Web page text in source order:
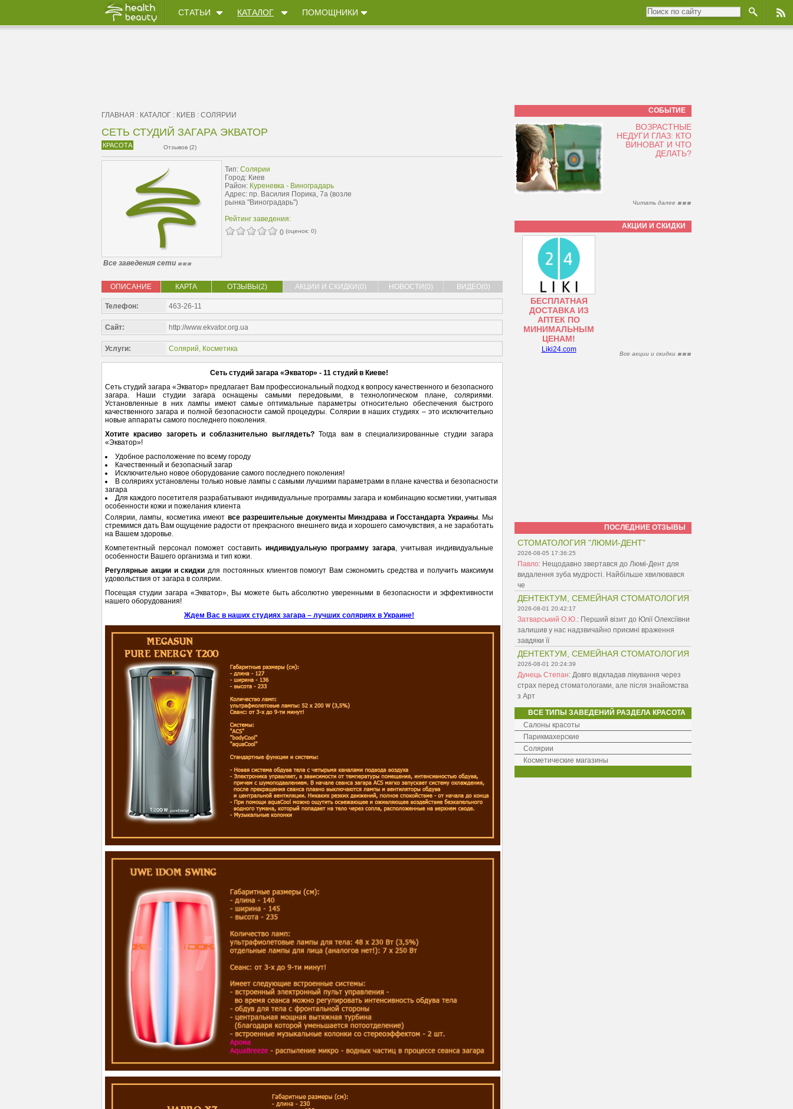
СТАТЬИ КАТАЛОГ ПОМОЩНИКИ
ГЛАВНАЯ : КАТАЛОГ : КИЕВ : СОЛЯРИИ
СЕТЬ СТУДИЙ ЗАГАРА ЭКВАТОР
КРАСОТА Отзывов (2)
Тип: Солярии
Город: Киев
Район: Куреневка - Виноградарь
Адрес: пр. Василия Порика, 7а (возле
рынка "Виноградарь")
Рейтинг заведения:
0 (оценок: 0)
Все заведения сети
ОПИСАНИЕ КАРТА ОТЗЫВЫ(2) АКЦИИ И СКИДКИ(0) НОВОСТИ(0) ВИДЕО(0)
Телефон: 463-26-11
Сайт: http://www.ekvator.org.ua
Услуги: Солярий, Косметика
Сеть студий загара «Экватор» - 11 студий в Киеве!
Сеть студий загара «Экватор» предлагает Вам профессиональный подход к вопросу качественного и безопасного
загара. Наши студии загара оснащены самыми передовыми, в технологическом плане, соляриями.
Установленные в них лампы имеют самые оптимальные параметры относительно обеспечения быстрого
качественного загара и полной безопасности самой процедуры. Солярии в наших студиях – это исключительно
новые аппараты самого последнего поколения.
Хотите красиво загореть и соблазнительно выглядеть?Тогда вам в специализированные студии загара
«Экватор»!
Удобное расположение по всему городу
Качественный и безопасный загар
Исключительно новое оборудование самого последнего поколения!
В соляриях установлены только новые лампы с самыми лучшими параметрами в плане качества и безопасности
загара
Для каждого посетителя разрабатывают индивидуальные программы загара и комбинацию косметики, учитывая
особенности кожи и пожелания клиента
Солярии, лампы, косметика имеют все разрешительные документы Минздрава и Госстандарта Украины. Мы
стремимся дать Вам ощущение радости от прекрасного внешнего вида и хорошего самочувствия, а не заработать
на Вашем здоровье.
Компетентный персонал поможет составить индивидуальную программу загара, учитывая индивидуальные
особенности Вашего организма и тип кожи.
Регулярные акции и скидки для постоянных клиентов помогут Вам сэкономить средства и получить максимум
удовольствия от загара в солярии.
Посещая студии загара «Экватор», Вы можете быть абсолютно уверенными в безопасности и эффективности
нашего оборудования!
Ждем Вас в наших студиях загара – лучших соляриях в Украине!
СОБЫТИЕ
ВОЗРАСТНЫЕ
НЕДУГИ ГЛАЗ: КТО
ВИНОВАТ И ЧТО
ДЕЛАТЬ?
Читать далее
АКЦИИ И СКИДКИ
БЕСПЛАТНАЯ
ДОСТАВКА ИЗ
АПТЕК ПО
МИНИМАЛЬНЫМ
ЦЕНАМ!
Liki24.com
Все акции и скидки
ПОСЛЕДНИЕ ОТЗЫВЫ
СТОМАТОЛОГИЯ "ЛЮМИ-ДЕНТ"
2026-08-05 17:36:25
Павло: Нещодавно звертався до Люмі-Дент для
видалення зуба мудрості. Найбільше хвилювався
че
ДЕНТЕКТУМ, СЕМЕЙНАЯ СТОМАТОЛОГИЯ
2026-08-01 20:42:17
Затварський О.Ю.: Перший візит до Юлії Олексіївни
залишив у нас надзвичайно приємні враження
завдяки її
ДЕНТЕКТУМ, СЕМЕЙНАЯ СТОМАТОЛОГИЯ
2026-08-01 20:24:39
Дунець Степан: Довго відкладав лікування через
страх перед стоматологами, але після знайомства
з Арт
ВСЕ ТИПЫ ЗАВЕДЕНИЙ РАЗДЕЛА КРАСОТА
Салоны красоты
Парикмахерские
Солярии
Косметические магазины